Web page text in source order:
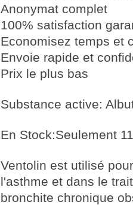
Anonymat complet
100% satisfaction
Economisez temps et
Envoie rapide et
Prix le plus bas
Substance active:
En Stock:Seulement
Ventolin est utilisé
l'asthme et dans le
bronchite chronique